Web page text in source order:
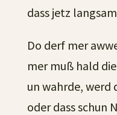
dass jetz
Do derf mer
mer muß hald
un wahrde, werd
oder dass schun